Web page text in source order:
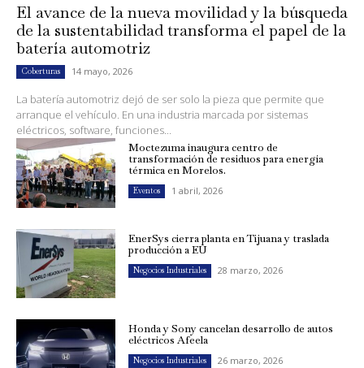
El avance de la nueva movilidad y la búsqueda
de la sustentabilidad transforma el papel de la
batería automotriz
Coberturas 14 mayo, 2026
La batería automotriz dejó de ser solo la pieza que permite que
arranque el vehículo. En una industria marcada por sistemas
eléctricos, software, funciones...
Moctezuma inaugura centro de
transformación de residuos para energía
térmica en Morelos.
Eventos 1 abril, 2026
EnerSys cierra planta en Tijuana y traslada
producción a EU
Negocios Industriales 28 marzo, 2026
Honda y Sony cancelan desarrollo de autos
eléctricos Afeela
Negocios Industriales 26 marzo, 2026